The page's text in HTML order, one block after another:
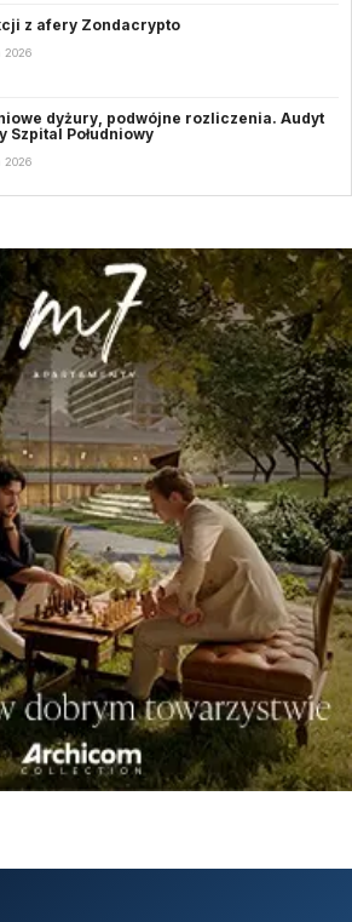
z afery Zondacrypto
2026
dyżury, podwójne rozliczenia. Audyt
Szpital Południowy
2026